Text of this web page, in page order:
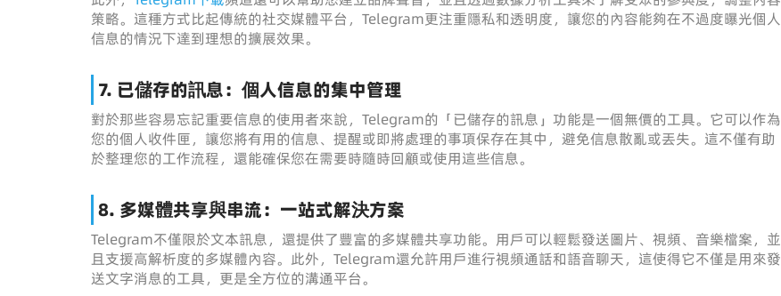
策略。這種方式比起傳統的社交媒體平台，Telegram更注重隱私和透明度，讓您的內容能夠在不過度曝光個人
信息的情況下達到理想的擴展效果。
7. 已儲存的訊息：個人信息的集中管理
對於那些容易忘記重要信息的使用者來說，Telegram的「已儲存的訊息」功能是一個無價的工具。它可以作為
您的個人收件匣，讓您將有用的信息、提醒或即將處理的事項保存在其中，避免信息散亂或丟失。這不僅有助
於整理您的工作流程，還能確保您在需要時隨時回顧或使用這些信息。
8. 多媒體共享與串流：一站式解決方案
Telegram不僅限於文本訊息，還提供了豐富的多媒體共享功能。用戶可以輕鬆發送圖片、視頻、音樂檔案，並
且支援高解析度的多媒體內容。此外，Telegram還允許用戶進行視頻通話和語音聊天，這使得它不僅是用來發
送文字消息的工具，更是全方位的溝通平台。